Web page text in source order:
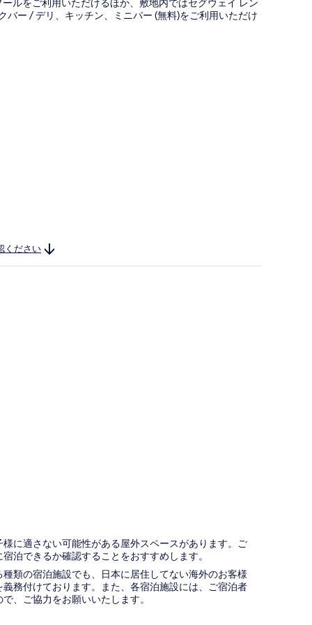
ー / デリ、キッチン、ミニバー (無料)をご利用いただけ
ください
に適さない可能性がある屋外スペースがあります。ご
泊できるか確認することをおすすめします。
類の宿泊施設でも、日本に​居住してない海外のお客様
務付け​ております。また、各宿泊施設には、ご宿泊者
、ご協力をお願いいたします。